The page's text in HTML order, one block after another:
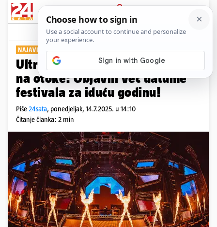
PRIJAVA
Show Komentari
NAJAVILI 12. IZDANJE
Ultra pozdravila Split i odselila
na otoke: Objavili već datume
festivala za iduću godinu!
Piše24sata, ponedjeljak, 14.7.2025. u 14:10
Čitanje članka: 2 min